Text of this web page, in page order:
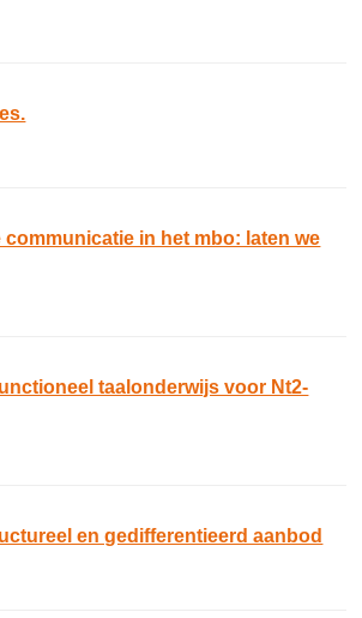
in het mbo: laten we
taalonderwijs voor Nt2-
en gedifferentieerd aanbod